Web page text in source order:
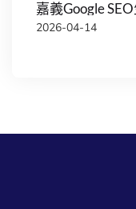
2026-04-14